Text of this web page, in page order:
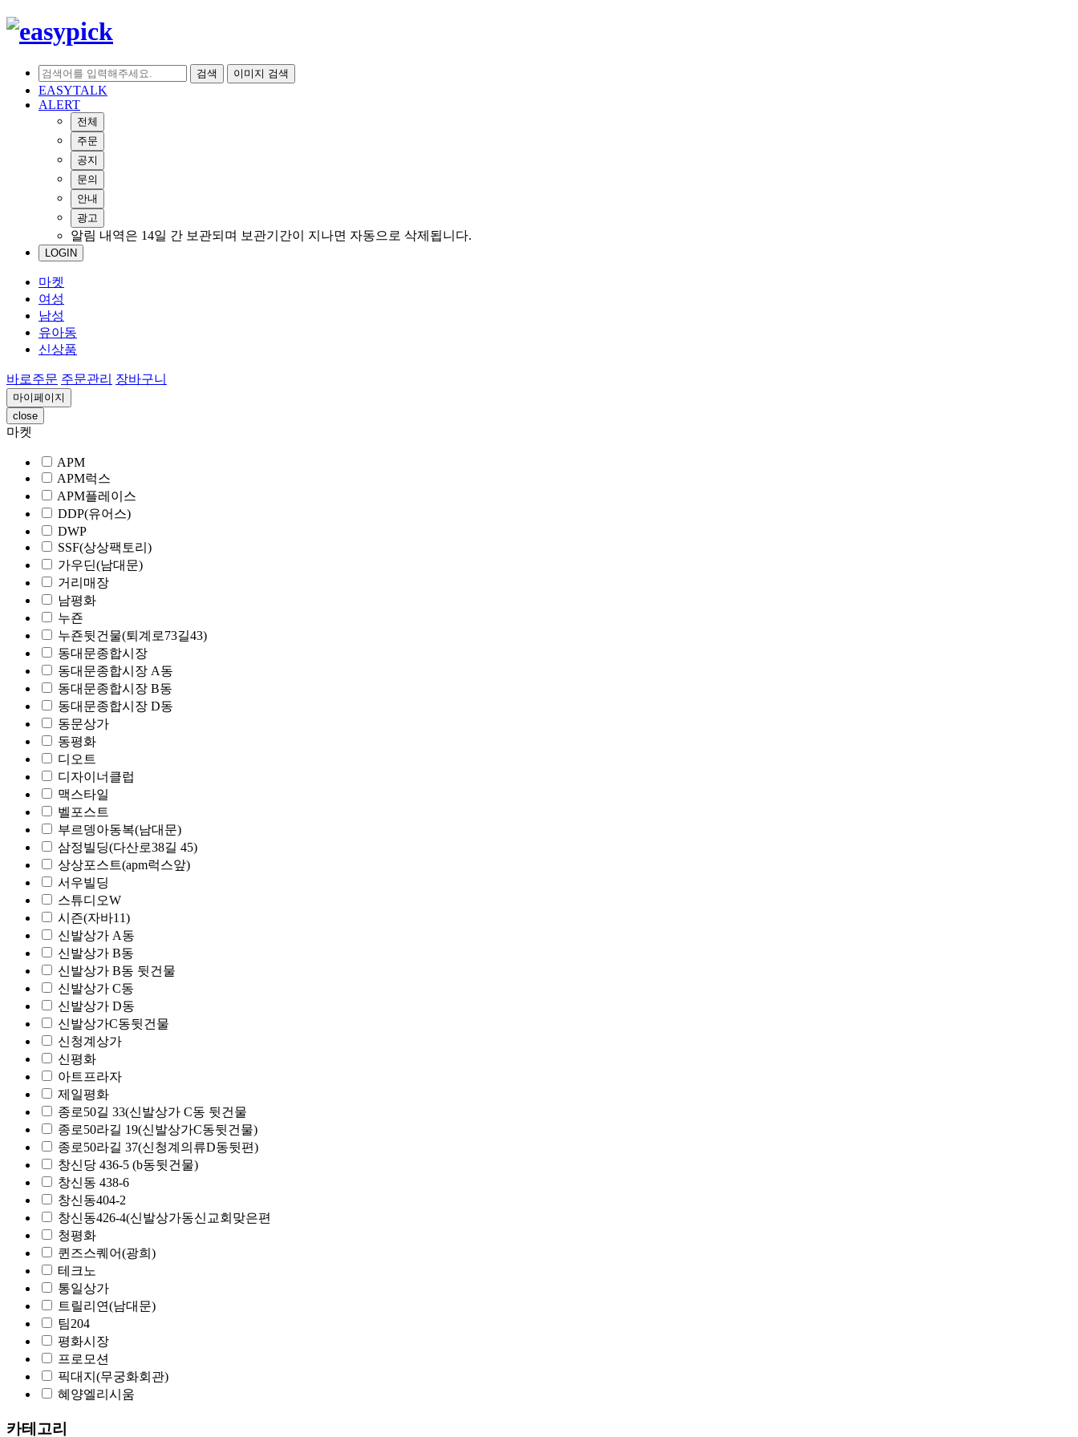
검색 이미지 검색
EASYTALK
ALERT
전체
주문
공지
문의
안내
광고
알림 내역은 14일 간 보관되며 보관기간이 지나면 자동으로 삭제됩니다.
LOGIN
마켓
여성
남성
유아동
신상품
바로주문 주문관리 장바구니
마이페이지
close
마켓
APM
APM럭스
APM플레이스
DDP(유어스)
DWP
SSF(상상팩토리)
가우딘(남대문)
거리매장
남평화
누죤
누죤뒷건물(퇴계로73길43)
동대문종합시장
동대문종합시장 A동
동대문종합시장 B동
동대문종합시장 D동
동문상가
동평화
디오트
디자이너클럽
맥스타일
벨포스트
부르뎅아동복(남대문)
삼정빌딩(다산로38길 45)
상상포스트(apm럭스앞)
서우빌딩
스튜디오W
시즌(자바11)
신발상가 A동
신발상가 B동
신발상가 B동 뒷건물
신발상가 C동
신발상가 D동
신발상가C동뒷건물
신청계상가
신평화
아트프라자
제일평화
종로50길 33(신발상가 C동 뒷건물
종로50라길 19(신발상가C동뒷건물)
종로50라길 37(신청계의류D동뒷편)
창신당 436-5 (b동뒷건물)
창신동 438-6
창신동404-2
창신동426-4(신발상가동신교회맞은편
청평화
퀸즈스퀘어(광희)
테크노
통일상가
트릴리연(남대문)
팀204
평화시장
프로모션
픽대지(무궁화회관)
혜양엘리시움
카테고리